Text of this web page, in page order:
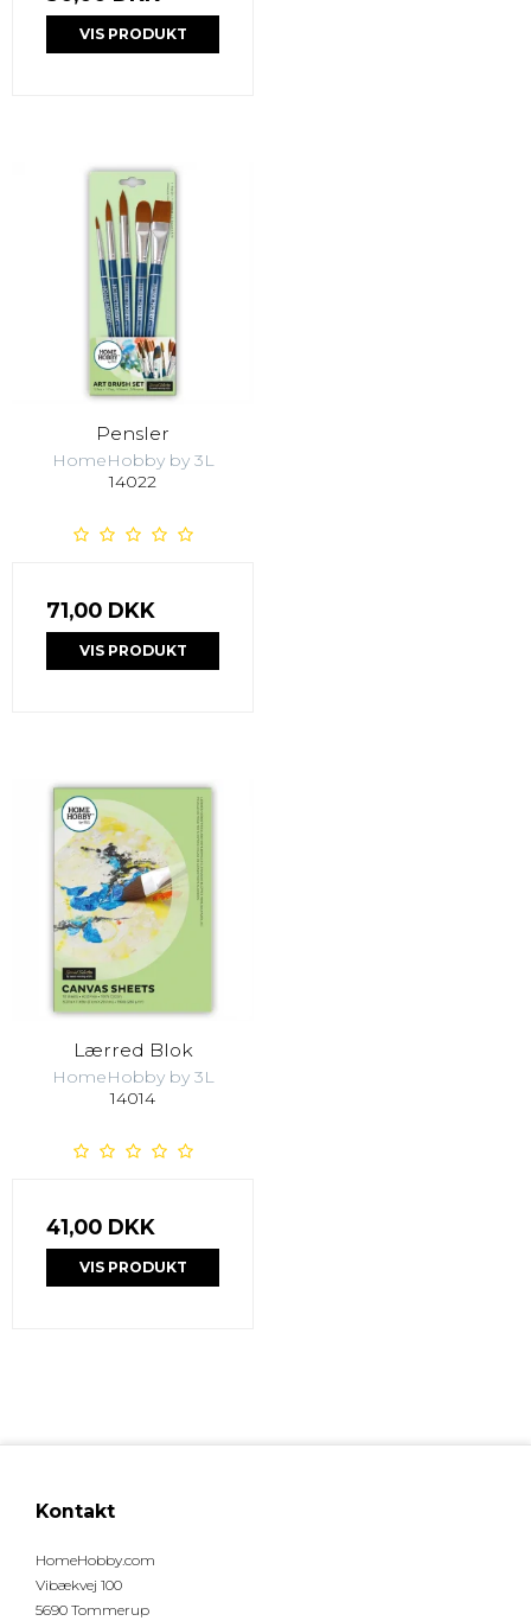
VIS PRODUKT
Pensler
HomeHobby by 3L
14022
71,00 DKK
VIS PRODUKT
Lærred Blok
HomeHobby by 3L
14014
41,00 DKK
VIS PRODUKT
Kontakt
HomeHobby.com
Vibækvej 100
5690 Tommerup